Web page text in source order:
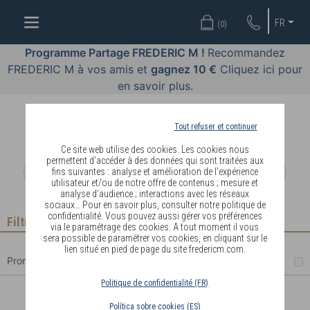
Tout refuser et continuer
Ce site web utilise des cookies. Les cookies nous
permettent d’accéder à des données qui sont traitées aux
fins suivantes : analyse et amélioration de l’expérience
utilisateur et/ou de notre offre de contenus ; mesure et
analyse d’audience ; interactions avec les réseaux
sociaux… Pour en savoir plus, consulter notre politique de
confidentialité. Vous pouvez aussi gérer vos préférences
via le paramétrage des cookies. A tout moment il vous
sera possible de paramétrer vos cookies, en cliquant sur le
lien situé en pied de page du site fredericm.com.
Politique de confidentialité (FR)
Política sobre cookies (ES)
FR
(0)
Programme Partage FREDERIC M ! Recommandez
FREDERIC M à vos amis et gagnez 10 € Cliquez ici pour
en savoir plus.
OFFRES
COSMÉTIQUES
PARFUMS
BODY
DIAGNOSTIC
PEAU
DEVENIR
DISTRIBUTEUR
Filtrer
Promotions